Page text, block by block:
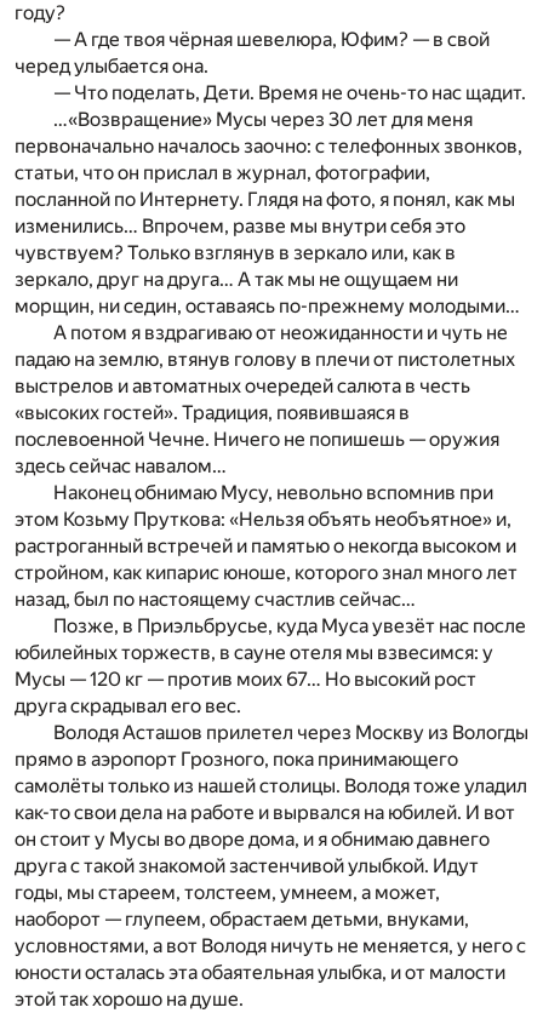
году?
— А где твоя чёрная шевелюра, Юфим? — в свой
черед улыбается она.
— Что поделать, Дети. Время не очень-то нас щадит.
…«Возвращение» Мусы через 30 лет для меня
первоначально началось заочно: с телефонных звонков,
статьи, что он прислал в журнал, фотографии,
посланной по Интернету. Глядя на фото, я понял, как мы
изменились… Впрочем, разве мы внутри себя это
чувствуем? Только взглянув в зеркало или, как в
зеркало, друг на друга… А так мы не ощущаем ни
морщин, ни седин, оставаясь по-прежнему молодыми…
А потом я вздрагиваю от неожиданности и чуть не
падаю на землю, втянув голову в плечи от пистолетных
выстрелов и автоматных очередей салюта в честь
«высоких гостей». Традиция, появившаяся в
послевоенной Чечне. Ничего не попишешь — оружия
здесь сейчас навалом…
Наконец обнимаю Мусу, невольно вспомнив при
этом Козьму Пруткова: «Нельзя объять необъятное» и,
растроганный встречей и памятью о некогда высоком и
стройном, как кипарис юноше, которого знал много лет
назад, был по настоящему счастлив сейчас…
Позже, в Приэльбрусье, куда Муса увезёт нас после
юбилейных торжеств, в сауне отеля мы взвесимся: у
Мусы — 120 кг — против моих 67… Но высокий рост
друга скрадывал его вес.
Володя Асташов прилетел через Москву из Вологды
прямо в аэропорт Грозного, пока принимающего
самолёты только из нашей столицы. Володя тоже уладил
как-то свои дела на работе и вырвался на юбилей. И вот
он стоит у Мусы во дворе дома, и я обнимаю давнего
друга с такой знакомой застенчивой улыбкой. Идут
годы, мы стареем, толстеем, умнеем, а может,
наоборот — глупеем, обрастаем детьми, внуками,
условностями, а вот Володя ничуть не меняется, у него с
юности осталась эта обаятельная улыбка, и от малости
этой так хорошо на душе.